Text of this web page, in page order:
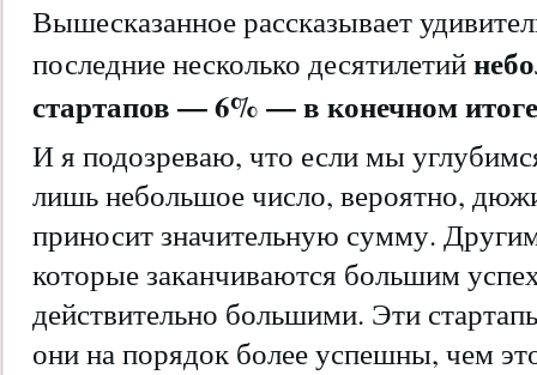
Вышесказанное рассказывает
последние несколько десятилетий
стартапов — 6% — в конечном
И я подозреваю, что если мы
лишь небольшое число, вероятно,
приносит значительную сумму.
которые заканчиваются большим
действительно большими. Эти
они на порядок более успешны, чем